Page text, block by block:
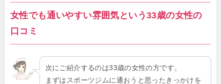
女性でも通いやすい雰囲気という33歳の女性の
口コミ
次にご紹介するのは33歳の女性の方です。
まずはスポーツジムに通おうと思ったきっかけを